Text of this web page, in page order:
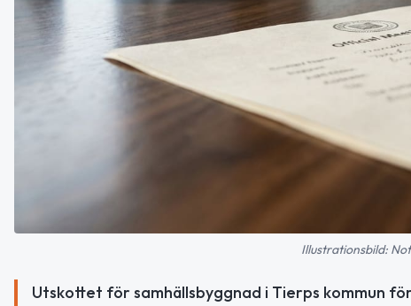
Illustrationsbild:
Utskottet för samhällsbyggnad i Tierps kommun